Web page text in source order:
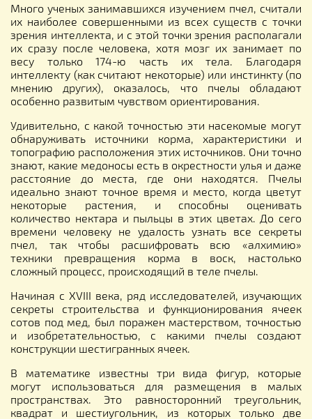
Много ученых занимавшихся изучением пчел, считали
их наиболее совершенными из всех существ с точки
зрения интеллекта, и с этой точки зрения располагали
их сразу после человека, хотя мозг их занимает по
весу только 174-ю часть их тела. Благодаря
интеллекту (как считают некоторые) или инстинкту (по
мнению других), оказалось, что пчелы обладают
особенно развитым чувством ориентирования.
Удивительно, с какой точностью эти насекомые могут
обнаруживать источники корма, характеристики и
топографию расположения этих источников. Они точно
знают, какие медоносы есть в окрестности улья и даже
расстояние до места, где они находятся. Пчелы
идеально знают точное время и место, когда цветут
некоторые растения, и способны оценивать
количество нектара и пыльцы в этих цветах. До сего
времени человеку не удалость узнать все секреты
пчел, так чтобы расшифровать всю «алхимию»
техники превращения корма в воск, настолько
сложный процесс, происходящий в теле пчелы.
Начиная с XVIII века, ряд исследователей, изучающих
секреты строительства и функционирования ячеек
сотов под мед, был поражен мастерством, точностью
и изобретательностью, с какими пчелы создают
конструкции шестигранных ячеек.
В математике известны три вида фигур, которые
могут использоваться для размещения в малых
пространствах. Это равносторонний треугольник,
квадрат и шестиугольник, из которых только две